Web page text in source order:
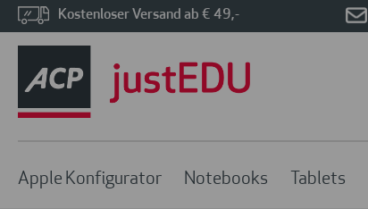
Kostenloser Versand ab € 49,-
Apple Konfigurator Notebooks Tablets